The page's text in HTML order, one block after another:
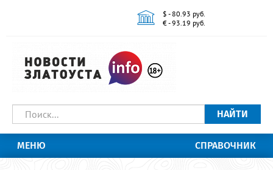
$ - 80.93 руб.
€ - 93.19 руб.
НАЙТИ
МЕНЮ СПРАВОЧНИК